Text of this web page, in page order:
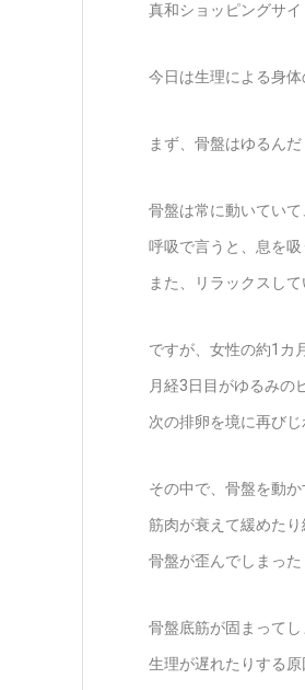
真和ショッピングサイ
今日は生理による身
まず、骨盤はゆるん
骨盤は常に動いてい
呼吸で言うと、息を
また、リラックスし
ですが、女性の約1カ
月経3日目がゆるみの
次の排卵を境に再び
その中で、骨盤を動
筋肉が衰えて緩めた
骨盤が歪んでしまっ
骨盤底筋が固まって
生理が遅れたりする原